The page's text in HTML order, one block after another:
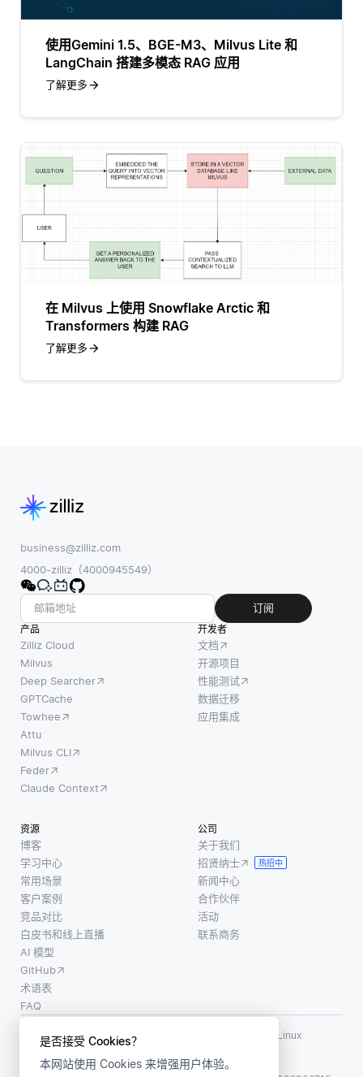
是否接受 Cookies？
本网站使用 Cookies 来增强用户体验。
使用Gemini 1.5、BGE-M3、Milvus Lite 和
LangChain 搭建多模态 RAG 应用
了解更多
在 Milvus 上使用 Snowflake Arctic 和
Transformers 构建 RAG
了解更多
business@zilliz.com
4000-zilliz（4000945549）
订阅
产品
Zilliz Cloud
Milvus
Deep Searcher
GPTCache
Towhee
Attu
Milvus CLI
Feder
Claude Context
开发者
文档
开源项目
性能测试
数据迁移
应用集成
资源
博客
学习中心
常用场景
客户案例
竞品对比
白皮书和线上直播
AI 模型
GitHub
术语表
FAQ
公司
关于我们
招贤纳士
热招中
新闻中心
合作伙伴
活动
联系商务
使用条款
LF AI、LF AI & Data、Milvus，以及相关的开源项目名称为 Linux
Foundation 所有商标
版权所有 ©2026 上海赜睿信息科技有限公司保留所有权利